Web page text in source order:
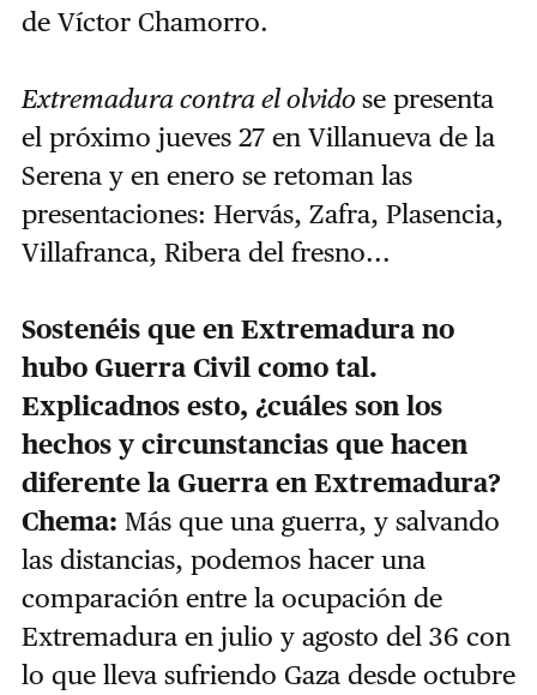
de Víctor Chamorro.
Extremadura contra el olvido se presenta
el próximo jueves 27 en Villanueva de la
Serena y en enero se retoman las
presentaciones: Hervás, Zafra, Plasencia,
Villafranca, Ribera del fresno...
Sostenéis que en Extremadura no
hubo Guerra Civil como tal.
Explicadnos esto, ¿cuáles son los
hechos y circunstancias que hacen
diferente la Guerra en Extremadura?
Chema: Más que una guerra, y salvando
las distancias, podemos hacer una
comparación entre la ocupación de
Extremadura en julio y agosto del 36 con
lo que lleva sufriendo Gaza desde octubre